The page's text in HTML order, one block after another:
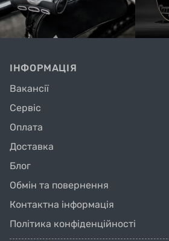
ІНФОРМАЦІЯ
Вакансії
Сервіс
Оплата
Доставка
Блог
Обмін та повернення
Контактна інформація
Політика конфіденційності